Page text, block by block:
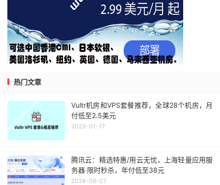
热门文章
Vultr机房和VPS套餐推荐，全球28个机房，月
付低至2.5美元
2023-01-17
腾讯云：精选特惠/用云无忧，上海轻量应用服
务器·限时秒杀，年付低至38元
2024-08-07